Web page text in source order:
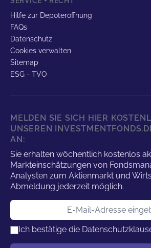
Hilfe zur Depoteröffnung
FAQs
Datenschutz
Cookies verwalten
Sitemap
ESG - TVO
MELDEN SIE SICH HIER
UNSEREN
AN:
Sie erhalten wöchentlich kostenlos
Markteinschätzungen von
Analysten zum Aktienmarkt und
Abmeldung jederzeit möglich.
E-Mail-Adresse
Ich bestätige die